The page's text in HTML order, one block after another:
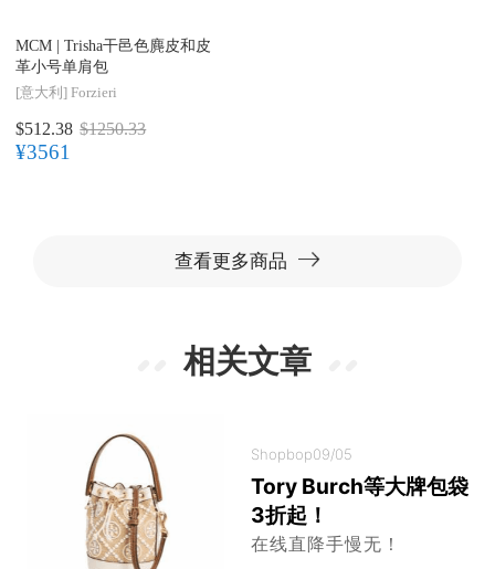
MCM | Trisha干邑色麂皮和皮
革小号单肩包
[意大利] Forzieri
$512.38 $1250.33
¥3561
查看更多商品
相关文章
Shopbop09/05
Tory Burch等大牌包袋
3折起！
在线直降手慢无！